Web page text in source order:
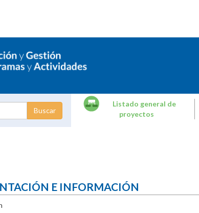
Listado general de
proyectos
E INFORMACIÓN